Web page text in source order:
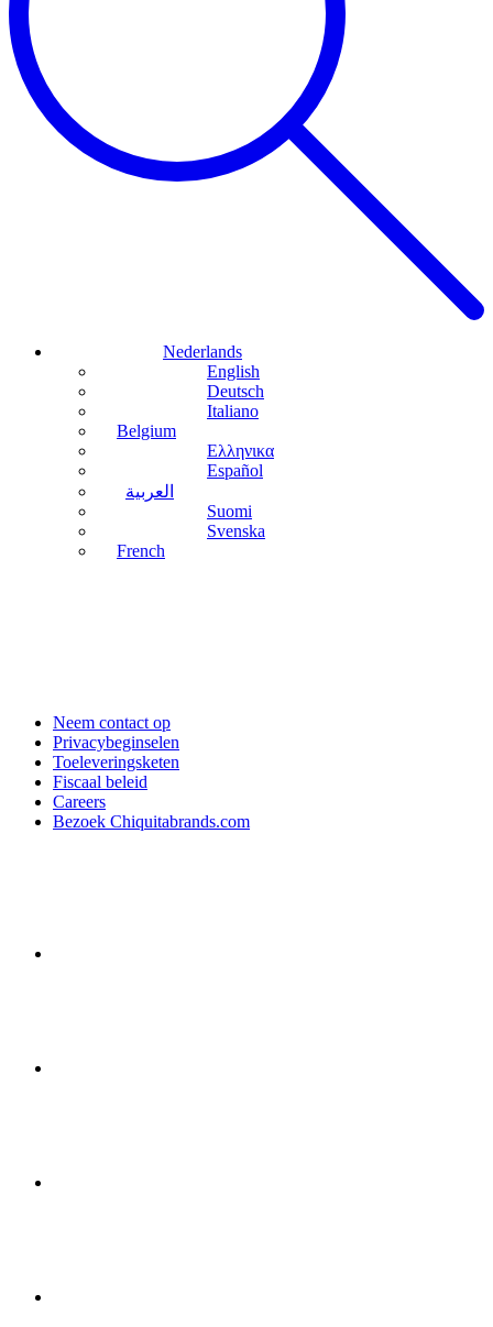
Nederlands
English
Deutsch
Italiano
Belgium
Ελληνικα
Español
العربية
Suomi
Svenska
French
Neem contact op
Privacybeginselen
Toeleveringsketen
Fiscaal beleid
Careers
Bezoek Chiquitabrands.com